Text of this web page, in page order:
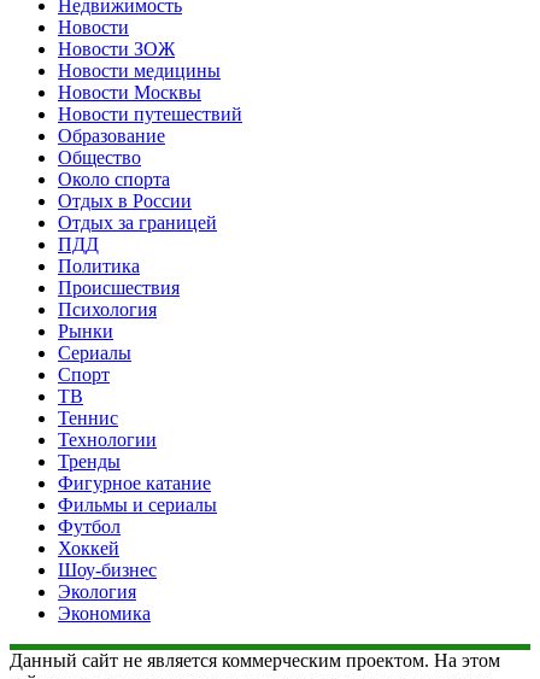
Недвижимость
Новости
Новости ЗОЖ
Новости медицины
Новости Москвы
Новости путешествий
Образование
Общество
Около спорта
Отдых в России
Отдых за границей
ПДД
Политика
Происшествия
Психология
Рынки
Сериалы
Спорт
ТВ
Теннис
Технологии
Тренды
Фигурное катание
Фильмы и сериалы
Футбол
Хоккей
Шоу-бизнес
Экология
Экономика
Данный сайт не является коммерческим проектом. На этом